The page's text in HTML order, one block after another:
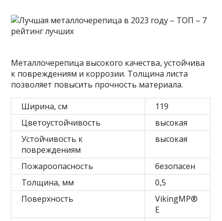
Металлочерепица высокого качества, устойчива
к повреждениям и коррозии. Толщина листа
позволяет повысить прочность материала.
Ширина, см
119
Цветоустойчивость
высокая
Устойчивость к
повреждениям
высокая
Пожароопасность
безопасен
Толщина, мм
0,5
Поверхность
VikingMP®
Е